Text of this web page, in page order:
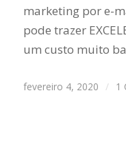
marketing por e-
pode trazer
um custo muito
fevereiro 4, 2020 / 1